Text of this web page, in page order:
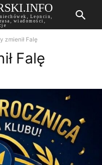
Leoncin,
wiadomości,
zmienił Falę
Falę